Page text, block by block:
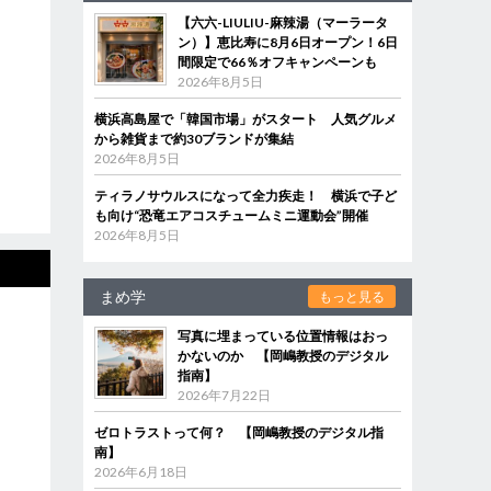
【六六-LIULIU-麻辣湯（マーラータ
ン）】恵比寿に8月6日オープン！6日
間限定で66％オフキャンペーンも
2026年8月5日
横浜高島屋で「韓国市場」がスタート 人気グルメ
から雑貨まで約30ブランドが集結
2026年8月5日
ティラノサウルスになって全力疾走！ 横浜で子ど
も向け“恐竜エアコスチュームミニ運動会”開催
2026年8月5日
まめ学 もっと見る
写真に埋まっている位置情報はおっ
かないのか 【岡嶋教授のデジタル
指南】
2026年7月22日
ゼロトラストって何？ 【岡嶋教授のデジタル指
南】
2026年6月18日